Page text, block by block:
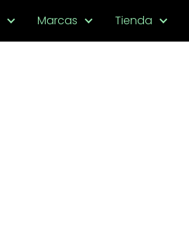
Marcas Tienda